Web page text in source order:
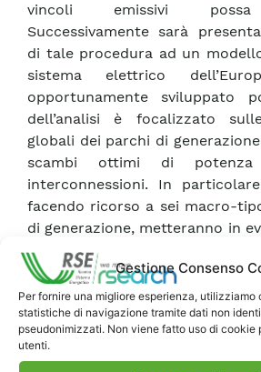
Gestione Consenso
Per fornire una migliore esperienza,
statistiche di navigazione tramite dati non
pseudonimizzati. Non viene fatto uso di cookie
utenti.
vincoli emissivi possa
Successivamente sarà
di tale procedura ad un
sistema elettrico
opportunamente sviluppato
dell’analisi è focalizzato
globali dei parchi di
scambi ottimi di
interconnessioni. In
facendo ricorso a sei macro-
di generazione, metteranno in
presenza di congestioni
europea, l’impatto dei
sull’esercizio ottimo del sistema.
di sensitività rispetto al prezzo
emissione consentirà di
il mercato dei permessi e i